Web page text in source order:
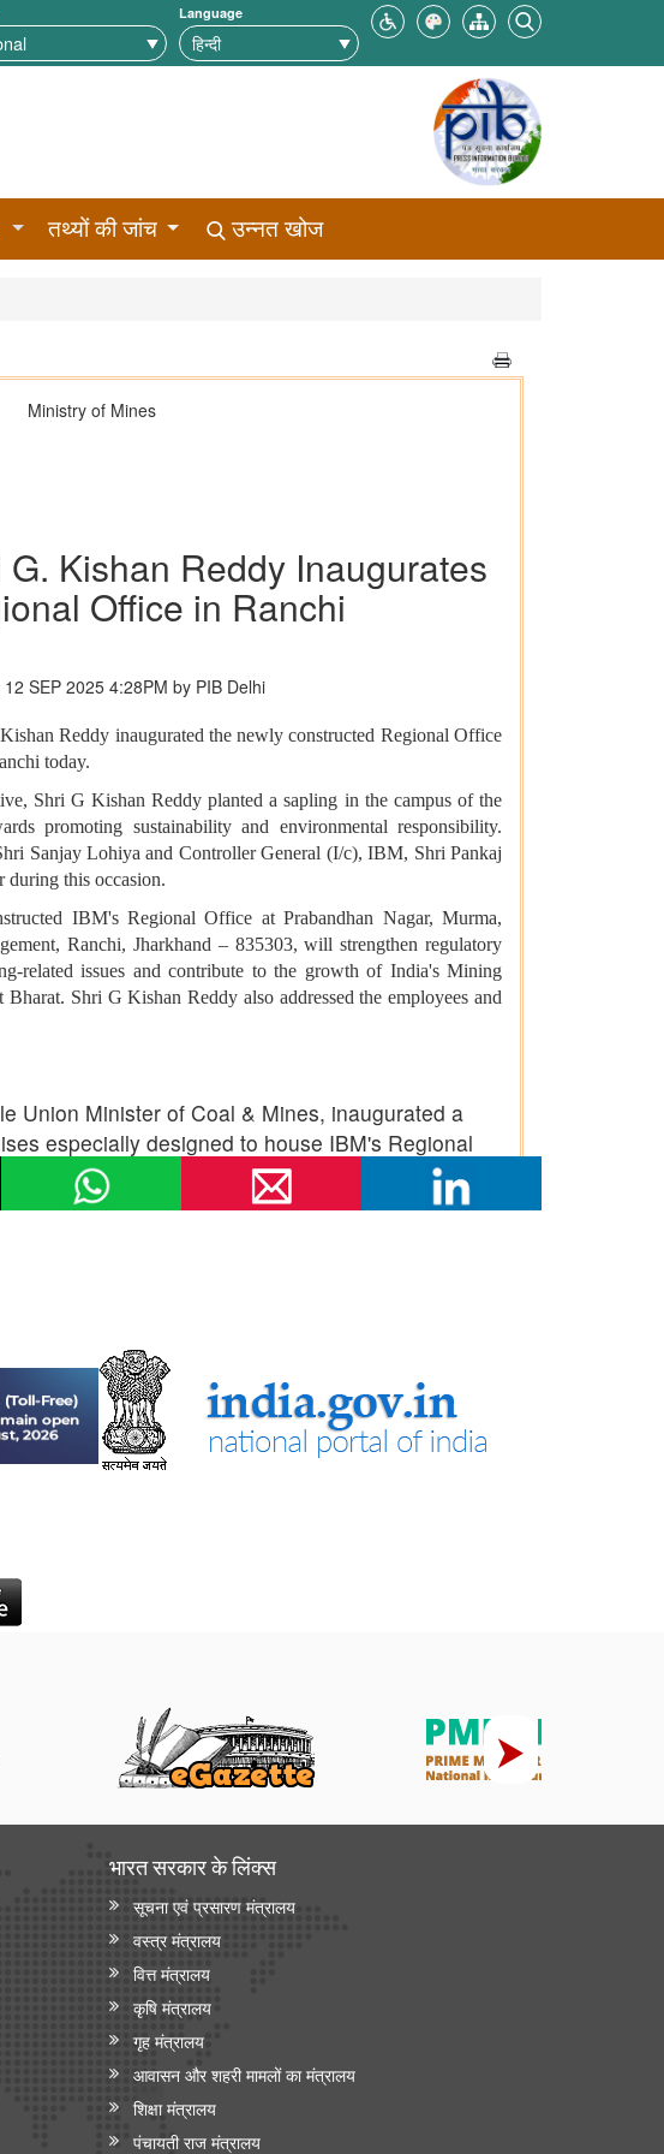
Language
तथ्यों की जांच उन्नत खोज
भारत सरकार के लिंक्‍स
सूचना एवं प्रसारण मंत्रालय
वस्त्र मंत्रालय
वित्त मंत्रालय
कृषि मंत्रालय
गृह मंत्रालय
आवासन और शहरी मामलों का मंत्रालय
शिक्षा मंत्रालय
पंचायती राज मंत्रालय